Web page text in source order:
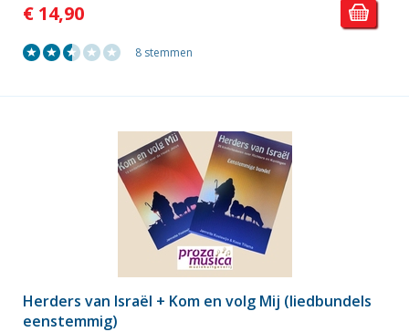
€ 14,90
8 stemmen
Herders van Israël + Kom en volg Mij (liedbundels
eenstemmig)